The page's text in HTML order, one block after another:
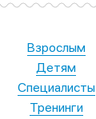
Взрослым
Детям
Специалисты
Тренинги